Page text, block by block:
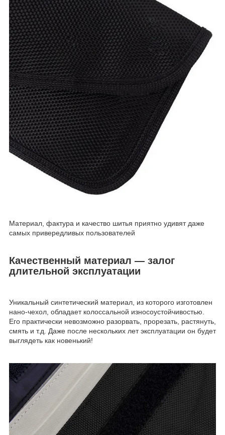
Материал, фактура и качество шитья приятно удивят даже
самых привередливых пользователей
Качественный материал — залог
длительной эксплуатации
Уникальный синтетический материал, из которого изготовлен
нано-чехол, обладает колоссальной износоустойчивостью.
Его практически невозможно разорвать, прорезать, растянуть,
смять и т.д. Даже после нескольких лет эксплуатации он будет
выглядеть как новенький!